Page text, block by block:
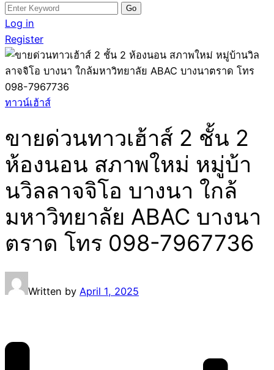
Search
for:
Log in
Register
ทาวน์เฮ้าส์
ขายด่วนทาวเฮ้าส์ 2 ชั้น 2
ห้องนอน สภาพใหม่ หมู่บ้า
นวิลลาจจิโอ บางนา ใกล้
มหาวิทยาลัย ABAC บางนา
ตราด โทร 098-7967736
Written by April 1, 2025